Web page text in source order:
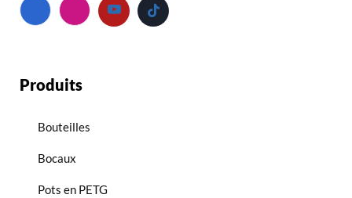
Produits
Bouteilles
Bocaux
Pots en PETG